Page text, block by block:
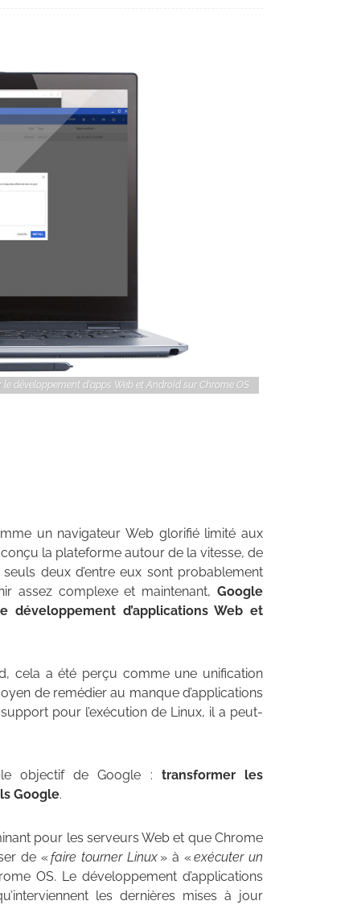
le développement d'apps Web et Android sur Chrome OS
un navigateur Web glorifié limité aux
la plateforme autour de la vitesse, de
deux d’entre eux sont probablement
assez complexe et maintenant, Google
d’applications Web et
cela a été perçu comme une unification
de remédier au manque d’applications
pour l’exécution de Linux, il a peut-
objectif de Google : transformer les
Google.
pour les serveurs Web et que Chrome
de «faire tourner Linux » à «exécuter un
OS. Le développement d’applications
les dernières mises à jour